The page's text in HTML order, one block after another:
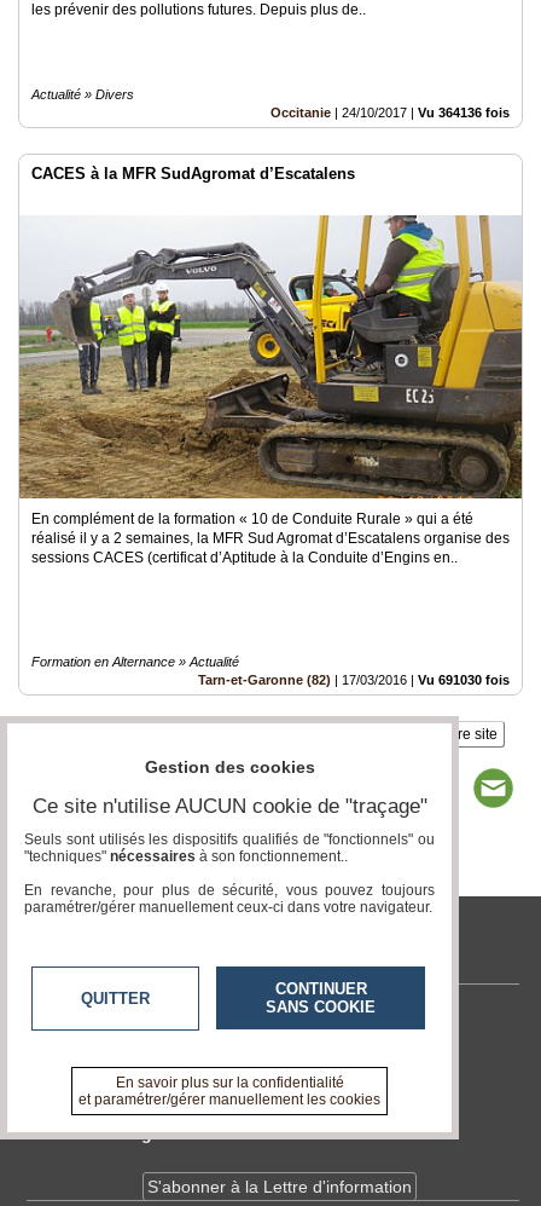
les prévenir des pollutions futures. Depuis plus de..
Actualité » Divers
Occitanie | 24/10/2017 | Vu 364136 fois
CACES à la MFR SudAgromat d’Escatalens
En complément de la formation « 10 de Conduite Rurale » qui a été
réalisé il y a 2 semaines, la MFR Sud Agromat d’Escatalens organise des
sessions CACES (certificat d’Aptitude à la Conduite d’Engins en..
Formation en Alternance » Actualité
Tarn-et-Garonne (82) | 17/03/2016 | Vu 691030 fois
Insérez sur votre site
tvlocale.fr
Contactez-nous
A propos de tvlocale.fr
Devenir délégué
S'abonner à la Lettre d'information
Gestion des cookies
Ce site n'utilise AUCUN cookie de "traçage"
Seuls sont utilisés les dispositifs qualifiés de "fonctionnels" ou
"techniques" nécessaires à son fonctionnement..
En revanche, pour plus de sécurité, vous pouvez toujours
paramétrer/gérer manuellement ceux-ci dans votre navigateur.
QUITTER
CONTINUER
SANS COOKIE
En savoir plus sur la confidentialité
et paramétrer/gérer manuellement les cookies